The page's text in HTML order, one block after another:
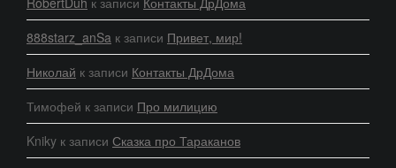
888starz_anSa к записи Привет, мир!
Николай к записи Контакты ДрДома
Тимофей к записи Про милицию
Kniky к записи Сказка про Тараканов